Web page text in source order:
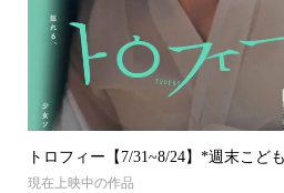
トロフィー【7/31~8/24】*週末こど
現在上映中の作品